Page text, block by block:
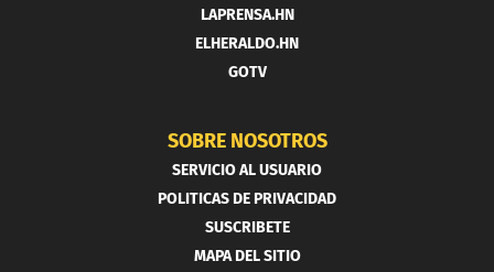
LAPRENSA.HN
ELHERALDO.HN
GOTV
SOBRE NOSOTROS
SERVICIO AL USUARIO
POLITICAS DE PRIVACIDAD
SUSCRIBETE
MAPA DEL SITIO